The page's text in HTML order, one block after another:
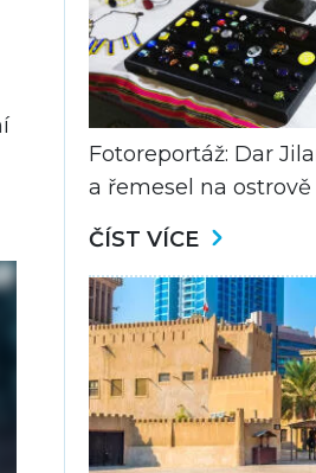
Fotoreportáž: Dar
a řemesel na
ČÍST VÍCE